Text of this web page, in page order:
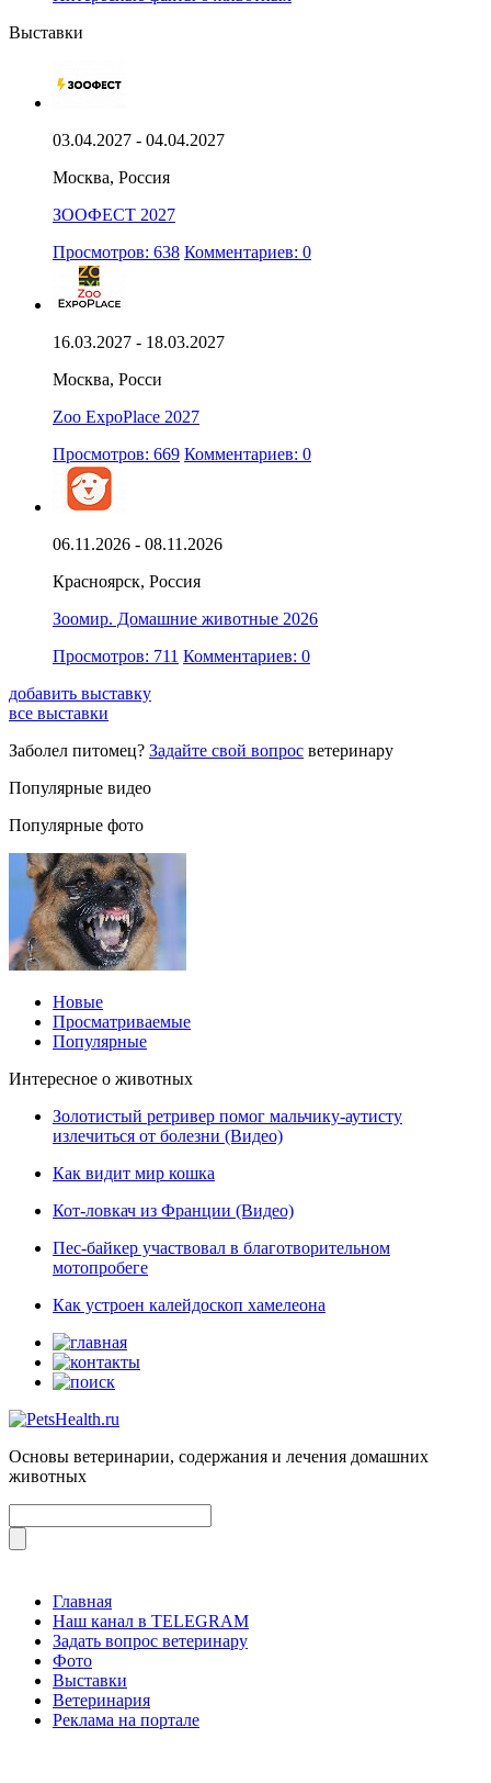
Выставки
03.04.2027 - 04.04.2027
Москва, Россия
ЗООФЕСТ 2027
Просмотров: 638 Комментариев: 0
16.03.2027 - 18.03.2027
Москва, Росси
Zoo ExpoPlace 2027
Просмотров: 669 Комментариев: 0
06.11.2026 - 08.11.2026
Красноярск, Россия
Зоомир. Домашние животные 2026
Просмотров: 711 Комментариев: 0
добавить выставку
все выставки
Заболел питомец? Задайте свой вопрос ветеринару
Популярные видео
Популярные фото
Новые
Просматриваемые
Популярные
Интересное о животных
Золотистый ретривер помог мальчику-аутисту
излечиться от болезни (Видео)
Как видит мир кошка
Кот-ловкач из Франции (Видео)
Пес-байкер участвовал в благотворительном
мотопробеге
Как устроен калейдоскоп хамелеона
Основы ветеринарии, содержания и лечения домашних
животных
Главная
Наш канал в TELEGRAM
Задать вопрос ветеринару
Фото
Выставки
Ветеринария
Реклама на портале